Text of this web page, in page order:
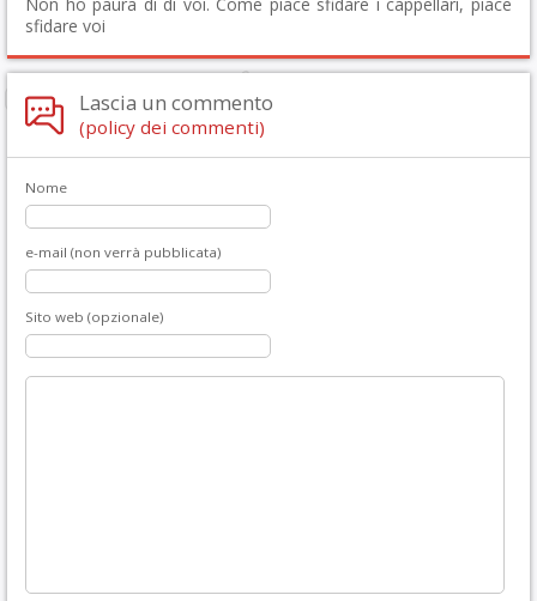
sfidare voi
Lascia un commento
(policy dei commenti)
Nome
e-mail (non verrà pubblicata)
Sito web (opzionale)